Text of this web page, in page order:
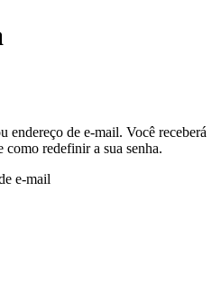
endereço de e-mail. Você receberá
como redefinir a sua senha.
e-mail